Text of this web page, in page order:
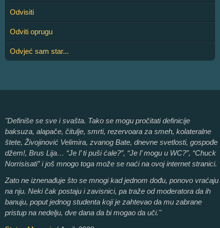
Odvisiti
Odviti oprugu
Odvjeć sam star...
"Definiše se sve i svašta. Tako se mogu pročitati definicije
baksuza, alapače, čitulje, smrti, rezervoara za smeh, kolateralne
štete, Živojinović Velimira, zvanog Bate, dnevne svetlosti, gospođe
džem!, Brus Lija… “Je l’ ti puši ćale?”, “Je l’ mogu u WC?”, “Chuck
Norrisisati” i još mnogo toga može se naći na ovoj internet stranici.
Zato ne iznenađuje što se mnogi kad jednom dođu, ponovo vraćaju
na nju. Neki čak postaju i zavisnici, pa traže od moderatora da ih
banuju, poput jednog studenta koji je zahtevao da mu zabrane
pristup na nedelju, dve dana da bi mogao da uči."